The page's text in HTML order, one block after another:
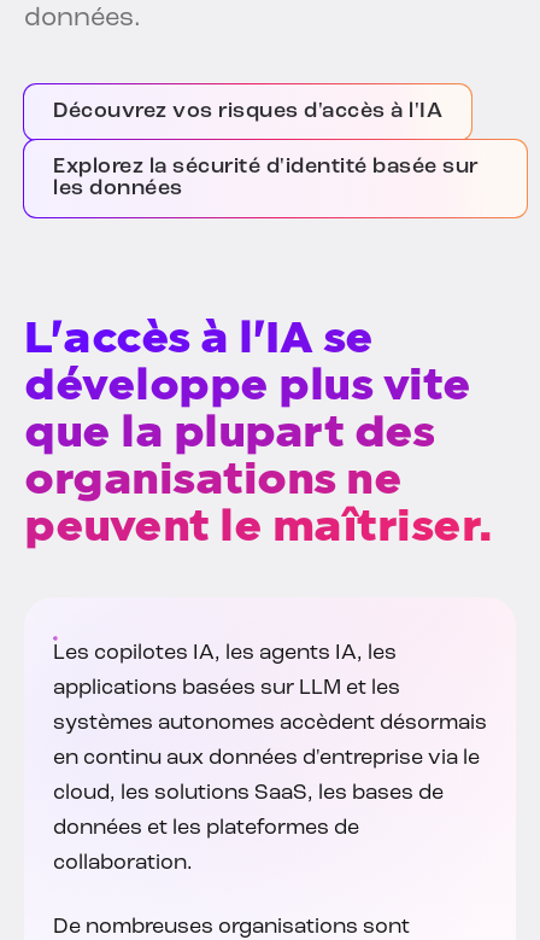
données.
Découvrez vos risques d'accès à l'IA
Explorez la sécurité d'identité basée sur
les données
L'accès à l'IA se
développe plus vite
que la plupart des
organisations ne
peuvent le maîtriser.
Les copilotes IA, les agents IA, les
applications basées sur LLM et les
systèmes autonomes accèdent désormais
en continu aux données d'entreprise via le
cloud, les solutions SaaS, les bases de
données et les plateformes de
collaboration.
De nombreuses organisations sont